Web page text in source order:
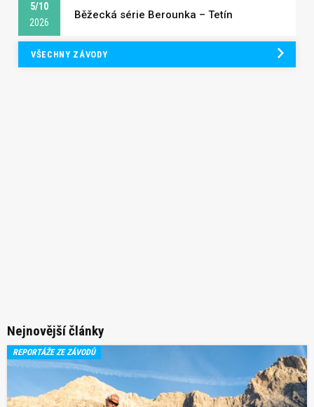
5/10
2026
Běžecká série Berounka – Tetín
VŠECHNY ZÁVODY
Nejnovější články
REPORTÁŽE ZE ZÁVODŮ